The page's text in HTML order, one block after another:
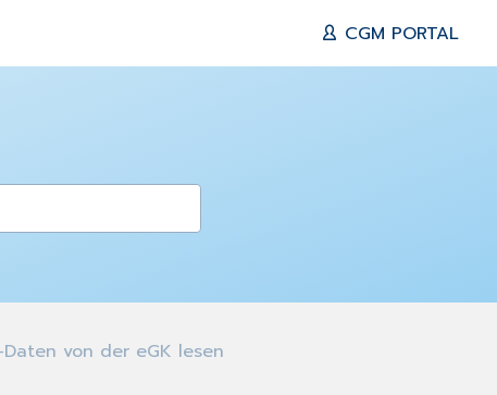
CGM PORTAL
Daten von der eGK lesen